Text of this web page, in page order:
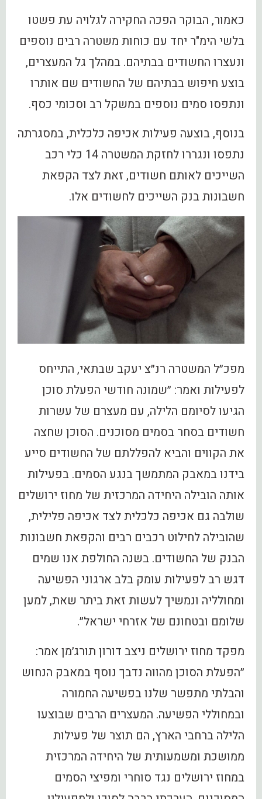
כאמור, הבוקר הפכה החקירה לגלויה עת פשטו
בלשי הימ"ר יחד עם כוחות משטרה רבים נוספים
ונעצרו החשודים בבתיהם. במהלך גל המעצרים,
בוצע חיפוש בבתיהם של החשודים שם אותרו
ונתפסו סמים נוספים במשקל רב וסכומי כסף.
בנוסף, בוצעה פעילות אכיפה כלכלית, במסגרתה
נתפסו ונגררו לחזקת המשטרה 14 כלי רכב
השייכים לאותם חשודים, זאת לצד הקפאת
חשבונות בנק השייכים לחשודים אלו.
מפכ״ל המשטרה רנ״צ יעקב שבתאי, התייחס
לפעילות ואמר: ״שמונה חודשי הפעלת סוכן
הגיעו לסיומם הלילה, עם מעצרם של עשרות
חשודים בסחר בסמים מסוכנים. הסוכן שחצה
את הקווים והביא להפללתם של החשודים סייע
בידנו במאבק המתמשך בנגע הסמים. בפעילות
אותה הובילה היחידה המרכזית של מחוז ירושלים
שולבה גם אכיפה כלכלית לצד אכיפה פלילית,
שהובילה לחילוט רכבים רבים והקפאת חשבונות
הבנק של החשודים. בשנה החולפת אנו שמים
דגש רב לפעילות עומק בלב ארגוני הפשיעה
ומחולליה ונמשיך לעשות זאת ביתר שאת, למען
שלומם ובטחונם של אזרחי ישראל״.
מפקד מחוז ירושלים ניצב דורון תורג׳מן אמר:
״הפעלת הסוכן מהווה נדבך נוסף במאבק הנחוש
והבלתי מתפשר שלנו בפשיעה החמורה
ובמחוללי הפשיעה. המעצרים הרבים שבוצעו
הלילה ברחבי הארץ, הם תוצר של פעילות
ממושכת ומשמעותית של היחידה המרכזית
במחוז ירושלים נגד סוחרי ומפיצי הסמים